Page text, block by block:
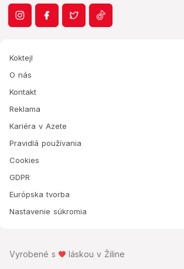
Koktejl
O nás
Kontakt
Reklama
Kariéra v Azete
Pravidlá používania
Cookies
GDPR
Európska tvorba
Nastavenie súkromia
Vyrobené s láskou v Žiline